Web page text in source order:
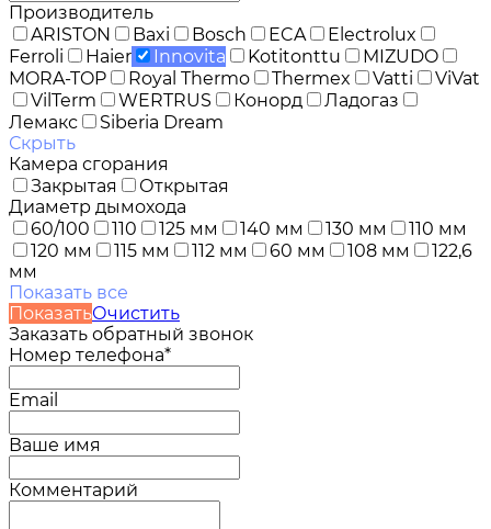
Производитель
ARISTON
Baxi Bosch ECA
Electrolux
Ferroli
Haier Innovita Kotitonttu
MIZUDO
MORA-TOP
Royal Thermo Thermex Vatti
ViVat
VilTerm
WERTRUS Конорд
Ладогаз
Лемакс
Siberia Dream
Скрыть
Камера сгорания
Закрытая
Открытая
Диаметр дымохода
60/100
110 125 мм 140 мм 130 мм
110 мм
120 мм
115 мм 112 мм 60 мм 108 мм
122,6
мм
Показать все
ПоказатьОчистить
Заказать обратный звонок
Номер телефона*
Email
Ваше имя
Комментарий